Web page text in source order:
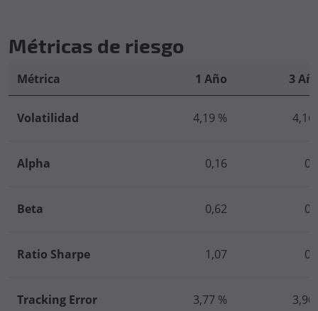
Métricas de riesgo
Métrica 1 Año 3
Volatilidad 4,19 % 4,16
Alpha 0,16
Beta 0,62
Ratio Sharpe 1,07
Tracking Error 3,77 % 3,96